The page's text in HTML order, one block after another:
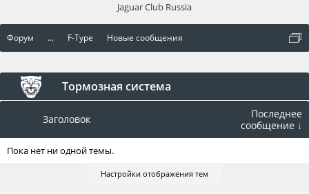
Форум ... F-Type Новые сообщения
Тормозная система
Заголовок
Последнее
сообщение ↓
Пока нет ни одной темы.
Настройки отображения тем
Jaguar Club Russia
оват